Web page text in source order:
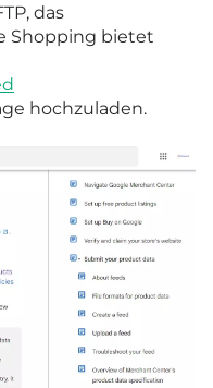
das
Shopping bietet
hochzuladen.